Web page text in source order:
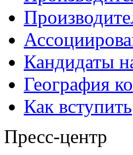
Кандидаты
География
Как вступить
Пресс-центр